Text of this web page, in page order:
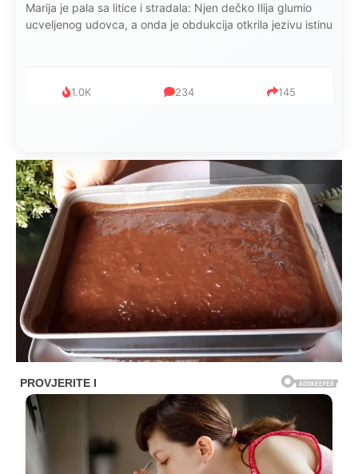
Marija je pala sa litice i stradala: Njen dečko Ilija glumio
ucveljenog udovca, a onda je obdukcija otkrila jezivu istinu
1.0K 234 145